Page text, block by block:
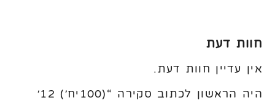
חוות דעת
אין עדיין חוות דעת.
היה הראשון לכתוב סקירה “(100יח׳) 12׳